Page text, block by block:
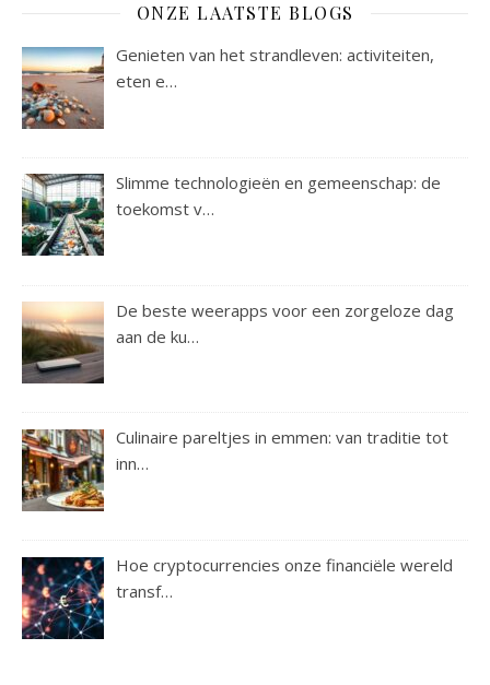
ONZE LAATSTE BLOGS
Genieten van het strandleven: activiteiten,
eten e…
Slimme technologieën en gemeenschap: de
toekomst v…
De beste weerapps voor een zorgeloze dag
aan de ku…
Culinaire pareltjes in emmen: van traditie tot
inn…
Hoe cryptocurrencies onze financiële wereld
transf…